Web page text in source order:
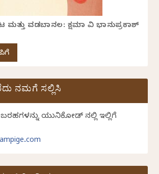
ಆಟ ಮತ್ತು ವಡಬಾನಲ: ಕ್ಷಮಾ ವಿ ಭಾನುಪ್ರಕಾಶ್
ನಮಗೆ ಸಲ್ಲಿಸಿ
ಯುನಿಕೋಡ್ ನಲ್ಲಿ ಇಲ್ಲಿಗೆ